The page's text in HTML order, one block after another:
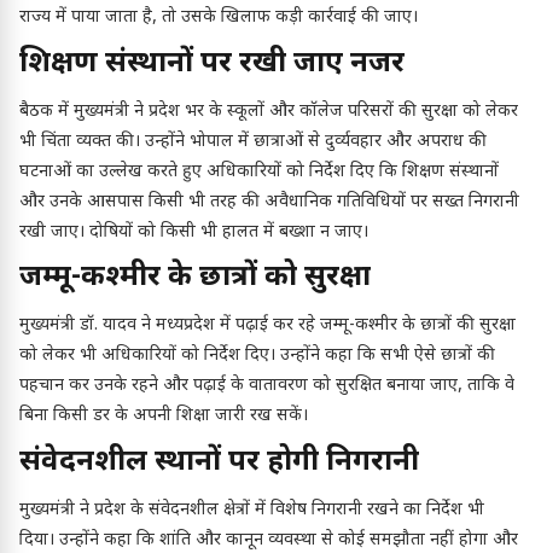
राज्य में पाया जाता है, तो उसके खिलाफ कड़ी कार्रवाई की जाए।
शिक्षण संस्थानों पर रखी जाए नजर
बैठक में मुख्यमंत्री ने प्रदेश भर के स्कूलों और कॉलेज परिसरों की सुरक्षा को लेकर
भी चिंता व्यक्त की। उन्होंने भोपाल में छात्राओं से दुर्व्यवहार और अपराध की
घटनाओं का उल्लेख करते हुए अधिकारियों को निर्देश दिए कि शिक्षण संस्थानों
और उनके आसपास किसी भी तरह की अवैधानिक गतिविधियों पर सख्त निगरानी
रखी जाए। दोषियों को किसी भी हालत में बख्शा न जाए।
जम्मू-कश्मीर के छात्रों को सुरक्षा
मुख्यमंत्री डॉ. यादव ने मध्यप्रदेश में पढ़ाई कर रहे जम्मू-कश्मीर के छात्रों की सुरक्षा
को लेकर भी अधिकारियों को निर्देश दिए। उन्होंने कहा कि सभी ऐसे छात्रों की
पहचान कर उनके रहने और पढ़ाई के वातावरण को सुरक्षित बनाया जाए, ताकि वे
बिना किसी डर के अपनी शिक्षा जारी रख सकें।
संवेदनशील स्थानों पर होगी निगरानी
मुख्यमंत्री ने प्रदेश के संवेदनशील क्षेत्रों में विशेष निगरानी रखने का निर्देश भी
दिया। उन्होंने कहा कि शांति और कानून व्यवस्था से कोई समझौता नहीं होगा और